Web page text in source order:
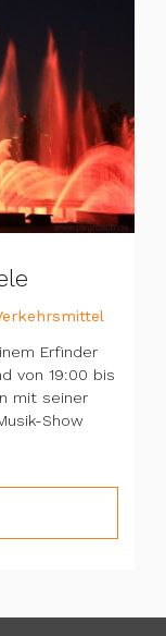
Erfinder
von 19:00 bis
mit seiner
Show